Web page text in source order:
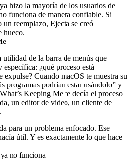
hizo la mayoría de los usuarios de
funciona de manera confiable. Si
un reemplazo, Ejecta se creó
hueco.
utilidad de la barra de menús que
¿qué proceso está
expulse? Cuando macOS te muestra su
programas podrían estar usándolo” y
Keeping Me te decía el proceso
un editor de video, un cliente de
para un problema enfocado. Ese
útil. Y es exactamente lo que hace
no funciona